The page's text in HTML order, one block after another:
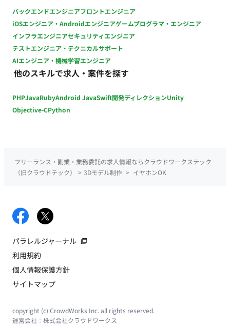
バックエンドエンジニアフロントエンジニア
iOSエンジニア・Androidエンジニアゲームプログラマ・エンジニア
インフラエンジニアセキュリティエンジニア
テストエンジニア・テクニカルサポート
AIエンジニア・機械学習エンジニア
他のスキルで求人・案件を探す
PHPJavaRubyAndroid JavaSwift開発ディレクションUnity
Objective-CPython
フリーランス・副業・業務委託の求人情報ならクラウドワークステック
（旧クラウドテック）
> 3Dモデル制作 > イヤホンOK
パラレルジャーナル
利用規約
個人情報保護方針
サイトマップ
copyright (c) CrowdWorks Inc. all rights reserved.
運営会社： 株式会社クラウドワークス